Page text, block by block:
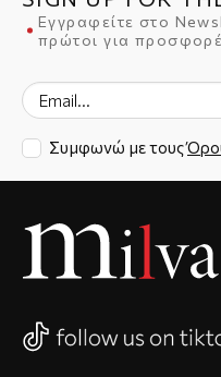
Εγγραφείτε στο
πρώτοι για
Συμφωνώ με τους